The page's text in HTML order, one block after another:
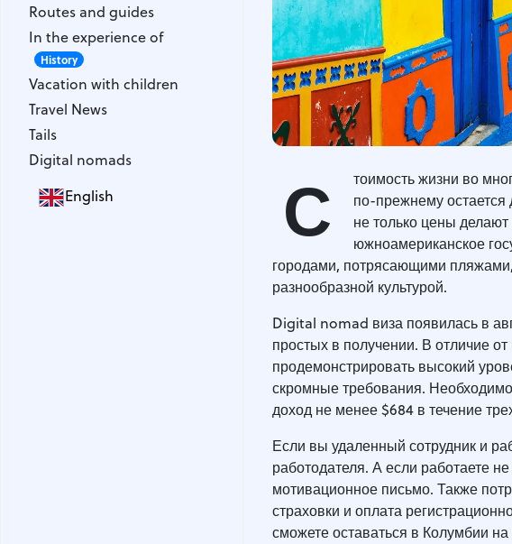
In the experience of
History
Vacation with children
Travel News
Tails
Digital nomads
Routes and guides
In the experience of
History
Vacation with children
Travel News
Tails
Digital nomads
English
С
тоимость жизни во
по-прежнему
не только цены
южноамериканское
городами, потрясающими
разнообразной культурой.
Digital nomad виза появилась в
простых в получении. В отличие
продемонстрировать высокий
скромные требования.
доход не менее $684 в течение
Если вы удаленный сотрудник и
работодателя. А если работаете
мотивационное письмо. Также
страховки и оплата
сможете оставаться в Колумбии на